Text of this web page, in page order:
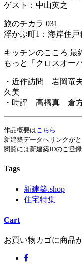
ゲスト：中山英之
旅のチカラ 031
浮かぶ町1：海岸住
キッチンのこころ 最
もっと「クロスオー
・近作訪問 岩岡竜
久美
・時評 高橋真 倉
作品概要はこちら
新建築データへリンクが
閲覧には新建築IDのご登
Tags
新建築.shop
住宅特集
Cart
お買い物カゴに商品